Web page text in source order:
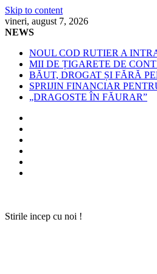
Skip to content
vineri, august 7, 2026
NEWS
NOUL COD RUTIER A
MII DE ȚIGARETE DE
BĂUT, DROGAT ȘI FĂRĂ
SPRIJIN FINANCIAR
„DRAGOSTE ÎN FĂURAR”
Stirile incep cu noi !